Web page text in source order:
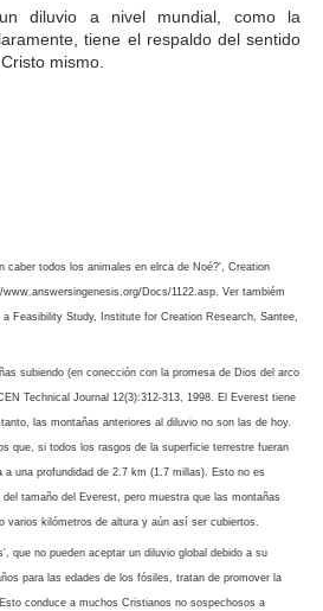
diluvio a nivel mundial, como la
tiene el respaldo del sentido
mismo.
caber todos los animales en elrca de Noé?', Creation
Docs/1122.asp. Ver tambiém
Feasibility Study, Institute for Creation Research, Santee,
subiendo (en conección con la promesa de Dios del arco
Technical Journal 12(3):312-313, 1998. El Everest tiene
las montañas anteriores al diluvio no son las de hoy.
que, si todos los rasgos de la superficie terrestre fueran
a una profundidad de 2.7 km (1.7 millas). Esto no es
tamaño del Everest, pero muestra que las montañas
varios kilómetros de altura y aún así ser cubiertos.
que no pueden aceptar un diluvio global debido a su
para las edades de los fósiles, tratan de promover la
conduce a muchos Cristianos no sospechosos a